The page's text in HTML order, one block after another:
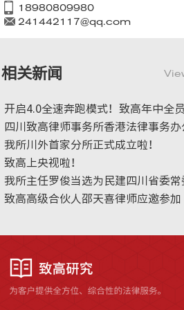
18980809980
241442117@qq.com
相关新闻
开启4.0全速奔跑模式！致高年中全员大会顺利召开：坚持不停跑、专注跑、按自
四川致高律师事务所香港法律事务办公室正
我所川外首家分所正式成立啦！
致高上央视啦！
我所主任罗俊当选为民建四川省委常委、高级合伙人蒲虎当选为民建四川省
致高高级合伙人邵天喜律师应邀参加“优化法治化营商环境 共建新时代公园城市” 政企交流暨主题倡议活动